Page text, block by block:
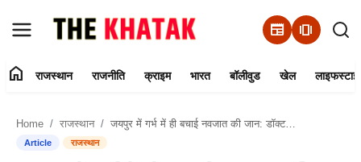
newspaper amp_stories
Contact Us
home राजस्थान राजनीति क्राइम भारत बॉलीवुड खेल
Home राजस्थान जयपुर में गर्भ में ही बचाई नवजात की जान: डॉक्टरों ने मां के जरिए दिया इलाज, हार्ट की धड़कन हुई सामान्य
Article राजस्थान